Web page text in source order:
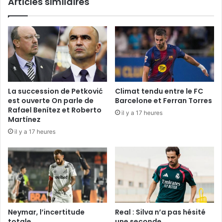
La succession de Petković
est ouverte On parle de
Rafael Benítez et Roberto
Martínez
il y a 17 heures
Climat tendu entre le FC
Barcelone et Ferran Torres
il y a 17 heures
Neymar, l’incertitude
Real : Silva n’a pas hésité